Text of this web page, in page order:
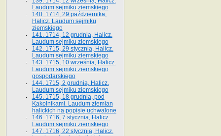
Laudum sejmiku ziemskiego
140. 1714, 29 października,
Halicz. Laudum sejmiku
ziemskiego
141. 1714, 12 grudnia, Halicz.
Laudum sejmiku ziemskiego
142. 1715, 29 stycznia, Halicz.
Laudum sejmiku ziemskiego
143. 1715, 10 września, Halicz.
Laudum sejmiku ziemskiego
gospodarskiego
144. 1715, 2 grudnia, Halicz.
Laudum sejmiku ziemskiego
145. 1715, 18 grudnia, pod
Kąkolnikami. Laudum ziemian
halickich na popisie uchwalone
146. 1716, 7 stycznia, Halicz.
Laudum sejmiku ziemskiego
147. 1716, 22 stycznia, Halicz.